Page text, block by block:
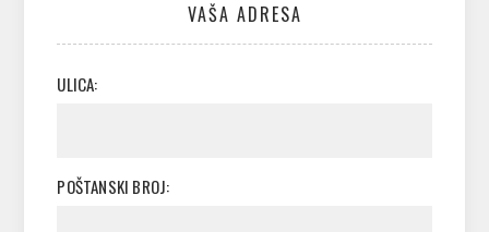
VAŠA ADRESA
ULICA:
POŠTANSKI BROJ: